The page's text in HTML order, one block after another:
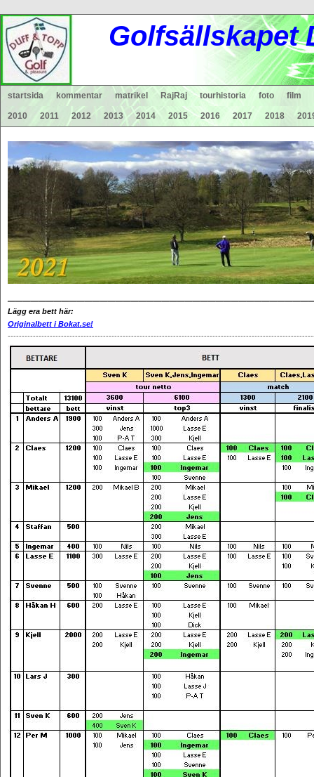
Golfsällskapet
startsida kommentar matrikel RajRaj tourhistoria foto film
2010 2011 2012 2013 2014 2015 2016 2017 2018
Lägg era bett här:
Originalbett i Bokat.se!